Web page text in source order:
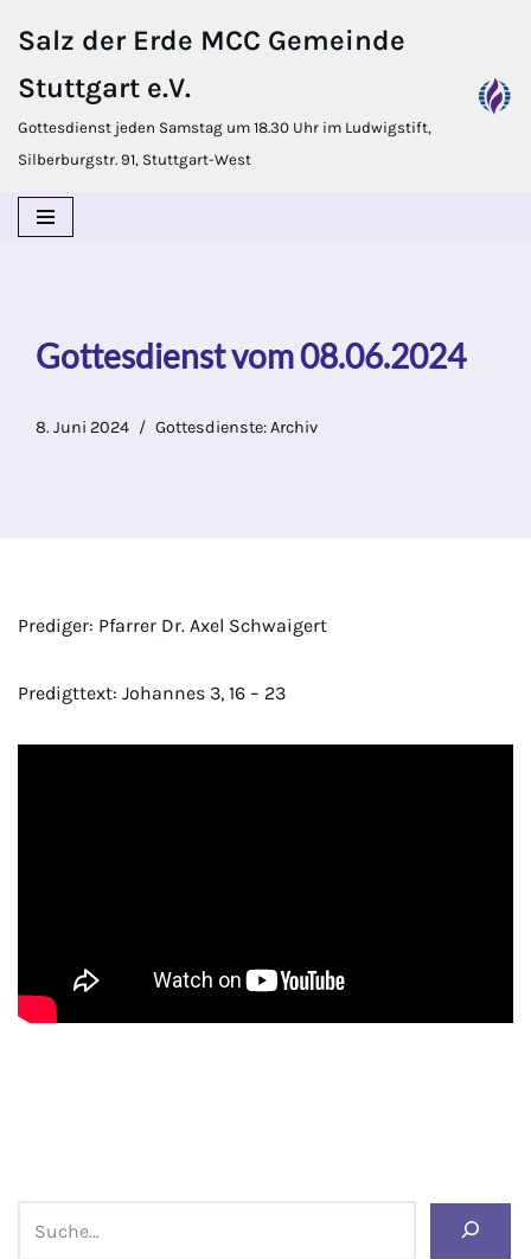
Inhalt
springen
Salz der Erde MCC Gemeinde
Stuttgart e.V.
Gottesdienst jeden Samstag um 18.30 Uhr im Ludwigstift,
Silberburgstr. 91, Stuttgart-West
Gottesdienst vom 08.06.2024
8. Juni 2024 Gottesdienste: Archiv
Prediger: Pfarrer Dr. Axel Schwaigert
Predigttext: Johannes 3, 16 – 23